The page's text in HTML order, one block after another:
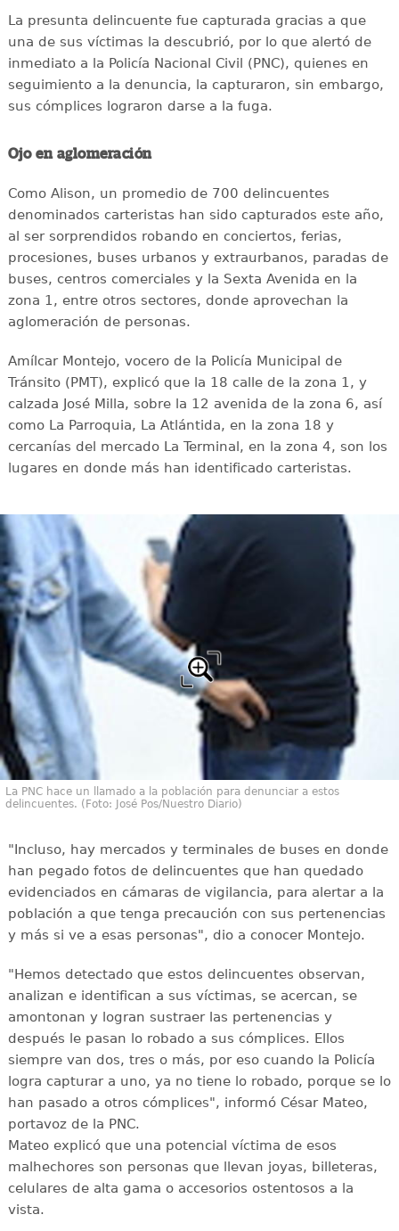
La presunta delincuente fue capturada gracias a que
una de sus víctimas la descubrió, por lo que alertó de
inmediato a la Policía Nacional Civil (PNC), quienes en
seguimiento a la denuncia, la capturaron, sin embargo,
sus cómplices lograron darse a la fuga.
Ojo en aglomeración
Como Alison, un promedio de 700 delincuentes
denominados carteristas han sido capturados este año,
al ser sorprendidos robando en conciertos, ferias,
procesiones, buses urbanos y extraurbanos, paradas de
buses, centros comerciales y la Sexta Avenida en la
zona 1, entre otros sectores, donde aprovechan la
aglomeración de personas.
Amílcar Montejo, vocero de la Policía Municipal de
Tránsito (PMT), explicó que la 18 calle de la zona 1, y
calzada José Milla, sobre la 12 avenida de la zona 6, así
como La Parroquia, La Atlántida, en la zona 18 y
cercanías del mercado La Terminal, en la zona 4, son los
lugares en donde más han identificado carteristas.
La PNC hace un llamado a la población para denunciar a estos
delincuentes. (Foto: José Pos/Nuestro Diario)
"Incluso, hay mercados y terminales de buses en donde
han pegado fotos de delincuentes que han quedado
evidenciados en cámaras de vigilancia, para alertar a la
población a que tenga precaución con sus pertenencias
y más si ve a esas personas", dio a conocer Montejo.
"Hemos detectado que estos delincuentes observan,
analizan e identifican a sus víctimas, se acercan, se
amontonan y logran sustraer las pertenencias y
después le pasan lo robado a sus cómplices. Ellos
siempre van dos, tres o más, por eso cuando la Policía
logra capturar a uno, ya no tiene lo robado, porque se lo
han pasado a otros cómplices", informó César Mateo,
portavoz de la PNC.
Mateo explicó que una potencial víctima de esos
malhechores son personas que llevan joyas, billeteras,
celulares de alta gama o accesorios ostentosos a la
vista.